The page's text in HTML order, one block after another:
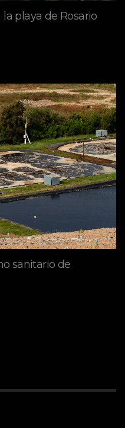
playa de Rosario
sanitario de